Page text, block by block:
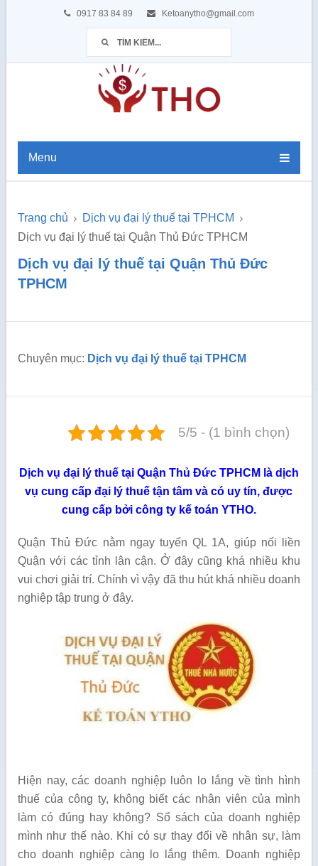
0917 83 84 89 Ketoanytho@gmail.com
Menu
Trang chủ
Dịch vụ đại lý thuế tại TPHCM
Dịch vụ đại lý thuế tại Quận Thủ Đức TPHCM
Dịch vụ đại lý thuế tại Quận Thủ Đức
TPHCM
Chuyên mục: Dịch vụ đại lý thuế tại TPHCM
5/5 - (1 bình chọn)
Dịch vụ đại lý thuế tại Quận Thủ Đức TPHCM là dịch
vụ cung cấp đại lý thuế tận tâm và có uy tín, được
cung cấp bởi công ty kế toán YTHO.
Quận Thủ Đức nằm ngay tuyến QL 1A, giúp nối liền
Quận với các tỉnh lân cận. Ở đây cũng khá nhiều khu
vui chơi giải trí. Chính vì vậy đã thu hút khá nhiều doanh
nghiệp tập trung ở đây.
Hiện nay, các doanh nghiệp luôn lo lắng về tình hình
thuế của công ty, không biết các nhân viên của mình
làm có đúng hay không? Sổ sách của doanh nghiệp
mình như thế nào. Khi có sự thay đổi về nhân sự, làm
cho doanh nghiệp càng lo lắng thêm. Doanh nghiệp